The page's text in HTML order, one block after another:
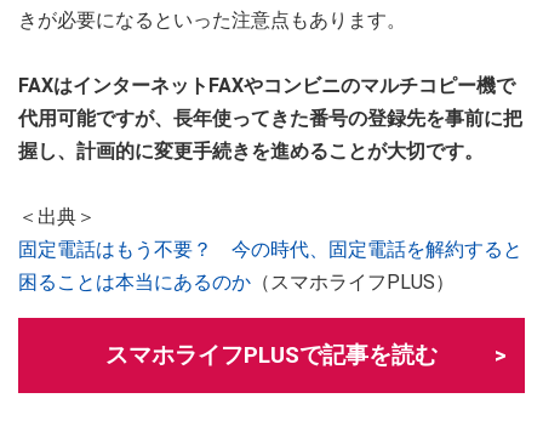
きが必要になるといった注意点もあります。
FAXはインターネットFAXやコンビニのマルチコピー機で
代用可能ですが、長年使ってきた番号の登録先を事前に把
握し、計画的に変更手続きを進めることが大切です。
＜出典＞
固定電話はもう不要？ 今の時代、固定電話を解約すると
困ることは本当にあるのか （スマホライフPLUS）
スマホライフPLUSで記事を読む